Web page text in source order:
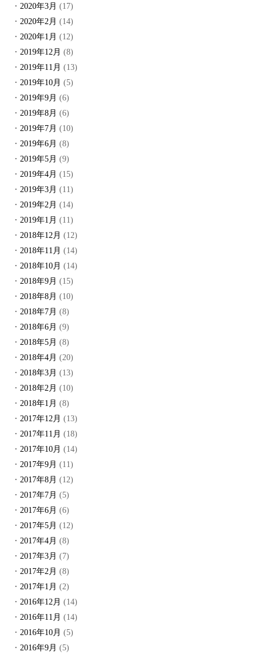
2020年3月 (17)
2020年2月 (14)
2020年1月 (12)
2019年12月 (8)
2019年11月 (13)
2019年10月 (5)
2019年9月 (6)
2019年8月 (6)
2019年7月 (10)
2019年6月 (8)
2019年5月 (9)
2019年4月 (15)
2019年3月 (11)
2019年2月 (14)
2019年1月 (11)
2018年12月 (12)
2018年11月 (14)
2018年10月 (14)
2018年9月 (15)
2018年8月 (10)
2018年7月 (8)
2018年6月 (9)
2018年5月 (8)
2018年4月 (20)
2018年3月 (13)
2018年2月 (10)
2018年1月 (8)
2017年12月 (13)
2017年11月 (18)
2017年10月 (14)
2017年9月 (11)
2017年8月 (12)
2017年7月 (5)
2017年6月 (6)
2017年5月 (12)
2017年4月 (8)
2017年3月 (7)
2017年2月 (8)
2017年1月 (2)
2016年12月 (14)
2016年11月 (14)
2016年10月 (5)
2016年9月 (5)